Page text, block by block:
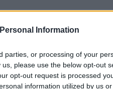
Information
parties, or processing of your
please use the below opt-out
opt-out request is processed
information utilized by us
indikerar enbart
likvärdigt med lyxbil.
men kanske inte